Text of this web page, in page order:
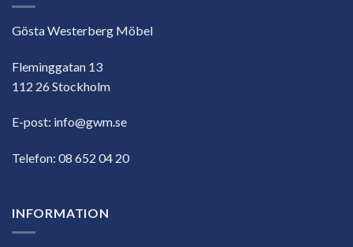
Gösta Westerberg Möbel
Fleminggatan 13
112 26 Stockholm
E-post: info@gwm.se
Telefon: 08 652 04 20
INFORMATION